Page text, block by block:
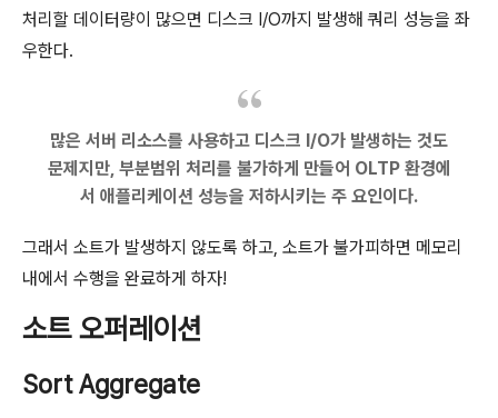
처리할 데이터량이 많으면 디스크 I/O까지 발생해 쿼리 성능을 좌
우한다.
많은 서버 리소스를 사용하고 디스크 I/O가 발생하는 것도
문제지만, 부분범위 처리를 불가하게 만들어 OLTP 환경에
서 애플리케이션 성능을 저하시키는 주 요인이다.
그래서 소트가 발생하지 않도록 하고, 소트가 불가피하면 메모리
내에서 수행을 완료하게 하자!
소트 오퍼레이션
Sort Aggregate